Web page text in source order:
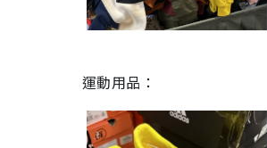
運動用品：